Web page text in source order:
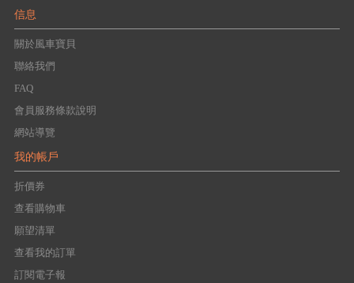
信息
關於風車寶貝
聯絡我們
FAQ
會員服務條款說明
網站導覽
我的帳戶
折價券
查看購物車
願望清單
查看我的訂單
訂閱電子報